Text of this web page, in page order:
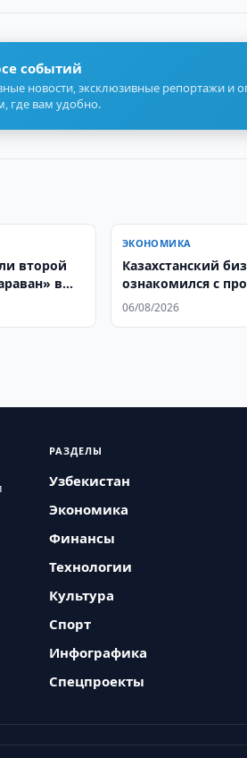
событий
новости, эксклюзивные репортажи и
где вам удобно.
второй
в
ЭКОНОМИКА
Казахстанский
ознакомился с
TEXNOPARK
06/08/2026
РАЗДЕЛЫ
Узбекистан
Экономика
Финансы
Технологии
Культура
Спорт
Инфографика
Спецпроекты